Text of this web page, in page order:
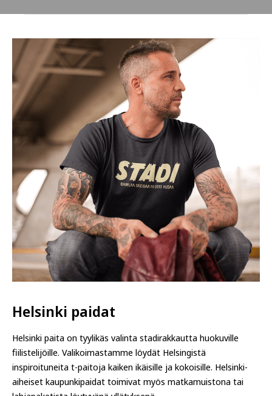
Helsinki paidat
Helsinki paita on tyylikäs valinta stadirakkautta huokuville
fiilistelijöille. Valikoimastamme löydät Helsingistä
inspiroituneita t-paitoja kaiken ikäisille ja kokoisille. Helsinki-
aiheiset kaupunkipaidat toimivat myös matkamuistona tai